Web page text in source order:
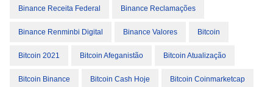
Binance Receita Federal Binance Reclamações
Binance Renminbi Digital Binance Valores Bitcoin
Bitcoin 2021 Bitcoin Afeganistão Bitcoin Atualização
Bitcoin Binance Bitcoin Cash Hoje Bitcoin Coinmarketcap